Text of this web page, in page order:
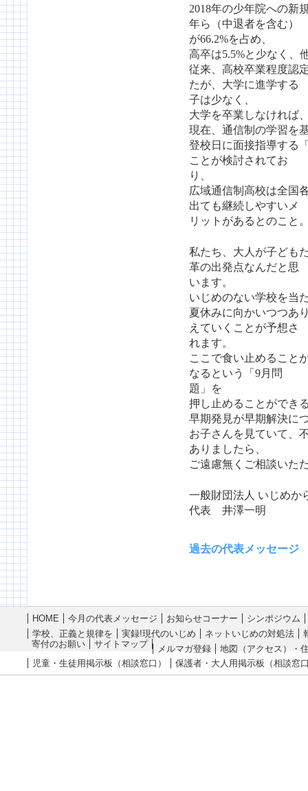
2018年の少年院への新
年ら（中退者を含む）
が66.2%を占め、
高卒は5.5%と少なく、
従来、高校卒業程度認
たが、大学に進学する
子は少なく、
大学を卒業しなければ
現在、通信制の学習を
登校日に面接指導する
ことが検討されてお
り、
広域通信制高校は全国
出ても継続しやすいメ
リットがあるとのこと
私たち、大人が子ども
革の出発点なんだと思
います。
いじめのない学校を当
夏休みに向かいつつあ
えていくことが予想さ
れます。
ここで食い止めること
なるという「9月問
題」を
押し止めることができ
早期発見が早期解決に
お子さんを見ていて、
ありましたら、
ご遠慮無くご相談いた
一般財団法人 いじめか
代表 井澤一明
過去の代表メッセージ
HOME 今月の代表メッセージ お知らせコーナー
シンポジウム
学校、正義と規律を
実録!現代のいじめ ネットいじめの対処法
寄付のお願い
サイトマップ メルマガ登録
地図（アクセス）・
児童・生徒用掲示板（相談窓口）
保護者・大人用掲示板（相談窓